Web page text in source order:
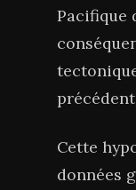
Pacifique
Cette
données